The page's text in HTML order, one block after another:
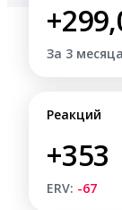
За 3
Реакций
+353
ERV: -67